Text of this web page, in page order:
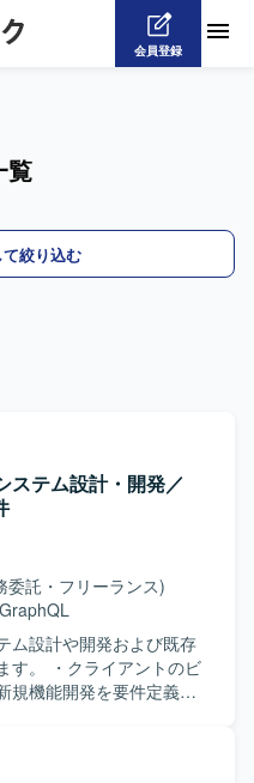
会員登録
覧
絞り込む
ステム設計・開発／
委託・フリーランス)
GraphQL
ム設計や開発および既存
す。 ・クライアントのビ
規機能開発を要件定義か